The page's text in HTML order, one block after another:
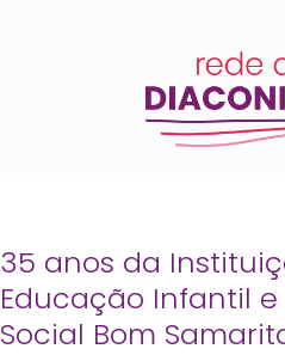
35 anos da
Educação Infantil
Social Bom